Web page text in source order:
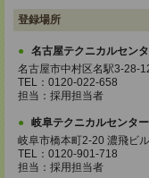
登録場所
名古屋テクニカルセン
名古屋市中村区名駅3-28-
TEL：0120-022-658
担当：採用担当者
岐阜テクニカルセンター
岐阜市橋本町2-20 濃飛ビ
TEL：0120-901-718
担当：採用担当者